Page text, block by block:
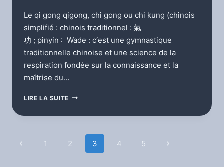
Le qi gong qigong, chi gong ou chi kung (chinois
simplifié : chinois traditionnel : 氣
功 ; pinyin : Wade : c‘est une gymnastique
traditionnelle chinoise et une science de la
respiration fondée sur la connaissance et la
maîtrise du…
LIRE LA SUITE PATRICE
PARC
QI
Navigation
Page
1 2 3 4 5
Page